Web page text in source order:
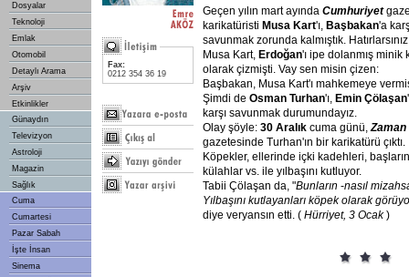
Dosyalar
Teknoloji
Emlak
Otomobil
Detaylı Arama
Arşiv
Etkinlikler
Günaydın
Televizyon
Astroloji
Magazin
Sağlık
Cuma
Cumartesi
Pazar Sabah
İşte İnsan
Sinema
Fax:
0212 354 36 19
Geçen yılın mart ayında Cumhuriyet
karikatüristi Musa Kart'ı, Başbakan'a
savunmak zorunda kalmıştık.
Musa Kart, Erdoğan'ı ipe dolanmış minik
olarak çizmişti. Vay sen misin çizen:
Başbakan, Musa Kart'ı mahkemeye
Şimdi de Osman Turhan'ı, Emin Çölaşan
karşı savunmak durumundayız.
Olay şöyle: 30 Aralık cuma günü, Zaman
gazetesinde Turhan'ın bir karikatürü çıktı.
Köpekler, ellerinde içki kadehleri,
külahlar vs. ile yılbaşını kutluyor.
Tabii Çölaşan da, "Bunların -nasıl
Yılbaşını kutlayanları köpek olarak
diye veryansın etti. ( Hürriyet, 3 Ocak)